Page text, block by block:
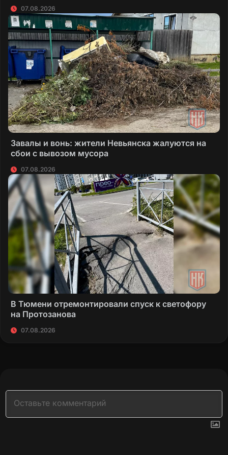
07.08.2026
Завалы и вонь: жители Невьянска жалуются на
сбои с вывозом мусора
07.08.2026
В Тюмени отремонтировали спуск к светофору
на Протозанова
07.08.2026